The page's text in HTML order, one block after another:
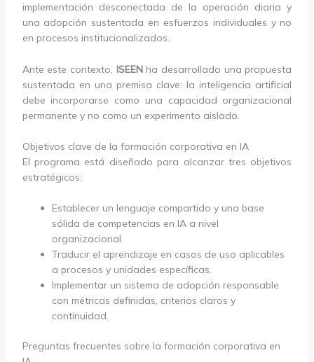
implementación desconectada de la operación diaria y
una adopción sustentada en esfuerzos individuales y no
en procesos institucionalizados.
Ante este contexto, ISEENha desarrollado una propuesta
sustentada en una premisa clave: la inteligencia artificial
debe incorporarse como una capacidad organizacional
permanente y no como un experimento aislado.
Objetivos clave de la formación corporativa en IA
El programa está diseñado para alcanzar tres objetivos
estratégicos:
Establecer un lenguaje compartido y una base
sólida de competencias en IA a nivel
organizacional.
Traducir el aprendizaje en casos de uso aplicables
a procesos y unidades específicas.
Implementar un sistema de adopción responsable
con métricas definidas, criterios claros y
continuidad.
Preguntas frecuentes sobre la formación corporativa en